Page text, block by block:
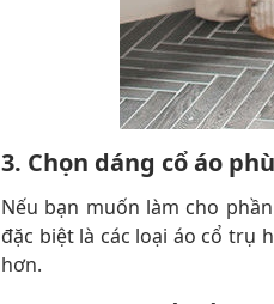
3. Chọn dáng cổ áo
Nếu bạn muốn làm cho
đặc biệt là các loại áo cổ trụ
hơn.